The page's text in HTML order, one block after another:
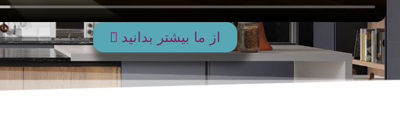
از ما بیشتر بدانید